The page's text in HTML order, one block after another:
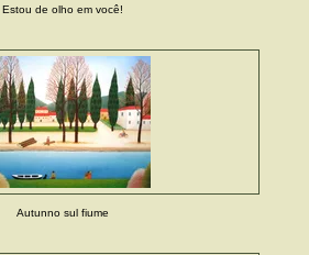
Estou de olho em você!
Autunno sul fiume